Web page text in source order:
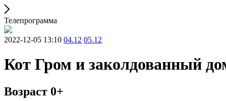
Телепрограмма
2022-12-05 13:10 04.12 05.12
Кот Гром и заколдованный
Возраст 0+